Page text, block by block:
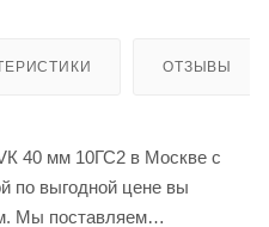
ОТЗЫВЫ
40 мм 10ГС2 в Москве с
по выгодной цене вы
Мы поставляем